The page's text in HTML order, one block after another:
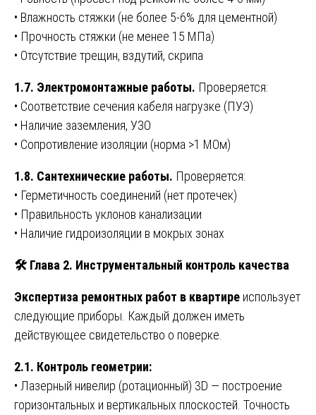
• Влажность стяжки (не более 5-6% для цементной)
• Прочность стяжки (не менее 15 МПа)
• Отсутствие трещин, вздутий, скрипа
1.7. Электромонтажные работы. Проверяется:
• Соответствие сечения кабеля нагрузке (ПУЭ)
• Наличие заземления, УЗО
• Сопротивление изоляции (норма >1 МОм)
1.8. Сантехнические работы. Проверяется:
• Герметичность соединений (нет протечек)
• Правильность уклонов канализации
• Наличие гидроизоляции в мокрых зонах
🛠️ Глава 2. Инструментальный контроль качества
Экспертиза ремонтных работ в квартире использует
следующие приборы. Каждый должен иметь
действующее свидетельство о поверке.
2.1. Контроль геометрии:
• Лазерный нивелир (ротационный) 3D — построение
горизонтальных и вертикальных плоскостей. Точность